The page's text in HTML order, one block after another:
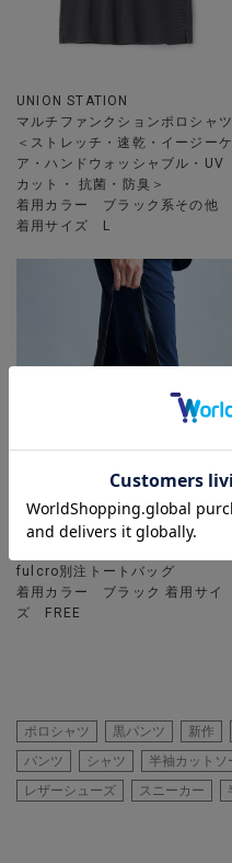
UNION STATION
マルチファンクションポロシャツ
＜ストレッチ・速乾・イージーケ
ア・ハンドウォッシャブル・UV
カット・ 抗菌・防臭＞
着用カラー ブラック系その他
着用サイズ L
fulcro別注トートバッグ
着用カラー ブラック 着用サイ
ズ FREE
ポロシャツ 黒パンツ 新作
パンツ
シャツ 半袖カットソ
レザーシューズ
スニーカー